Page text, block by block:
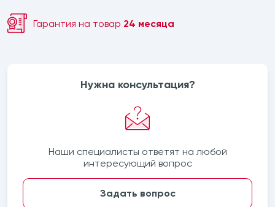
Гарантия на товар 24 месяца
Нужна консультация?
Наши специалисты ответят на любой
интересующий вопрос
Задать вопрос